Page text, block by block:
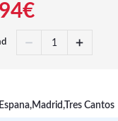
Espana,Madrid,Tres Cantos